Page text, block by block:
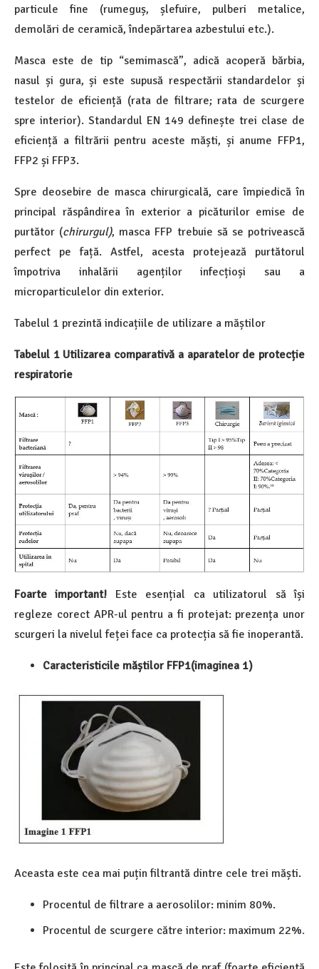
particule fine (rumeguș, șlefuire, pulberi metalice,
demolări de ceramică, îndepărtarea azbestului etc.).
Masca este de tip “semimască”, adică acoperă bărbia,
nasul și gura, și este supusă respectării standardelor și
testelor de eficiență (rata de filtrare; rata de scurgere
spre interior). Standardul EN 149 definește trei clase de
eficiență a filtrării pentru aceste măști, și anume FFP1,
FFP2 și FFP3.
Spre deosebire de masca chirurgicală, care împiedică în
principal răspândirea în exterior a picăturilor emise de
purtător (chirurgul), masca FFP trebuie să se potrivească
perfect pe față. Astfel, acesta protejează purtătorul
împotriva inhalării agenților infecțioși sau a
microparticulelor din exterior.
Tabelul 1 prezintă indicațiile de utilizare a măștilor
Tabelul 1 Utilizarea comparativă a aparatelor de protecție
respiratorie
Foarte important! Este esențial ca utilizatorul să își
regleze corect APR-ul pentru a fi protejat: prezența unor
scurgeri la nivelul feței face ca protecția să fie inoperantă.
Caracteristicile măștilor FFP1(imaginea 1)
Aceasta este cea mai puțin filtrantă dintre cele trei măști.
Procentul de filtrare a aerosolilor: minim 80%.
Procentul de scurgere către interior: maximum 22%.